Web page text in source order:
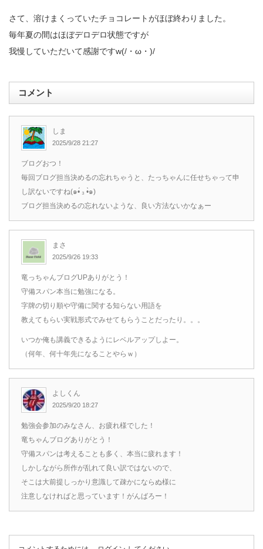
さて、溶けまくっていたチョコレートがほぼ終わりました。
毎年夏の間はほぼデロデロ状態ですが
我慢していただいて感謝ですw(/・ω・)/
コメント
しま
2025/9/28 21:27
ブログおつ！
毎回ブログ担当決めるの忘れちゃうと、たっちゃんに任せちゃって申
し訳ないですね(๑•́ ₃ •̀๑)
ブログ担当決めるの忘れないような、良い方法ないかなぁー
まさ
2025/9/26 19:33
竜っちゃんブログUPありがとう！
守備スパン本当に勉強になる。
字牌の切り順や守備に関する知らない用語を
教えてもらい実戦形式でみせてもらうことだったり。。。
いつか俺も講義できるようにレベルアップしよー。
（何年、何十年先になることやらｗ）
よしくん
2025/9/20 18:27
勉強会参加のみなさん、お疲れ様でした！
竜ちゃんブログありがとう！
守備スパンは考えることも多く、本当に疲れます！
しかしながら所作が乱れて良い訳ではないので、
そこは大前提しっかり意識して疎かにならぬ様に
注意しなければと思っています！がんばろー！